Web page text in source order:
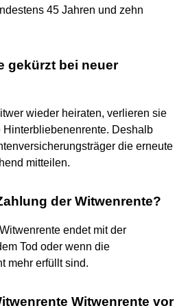
45 Jahren und zehn
gekürzt bei neuer
wieder heiraten, verlieren sie
Hinterbliebenenrente. Deshalb
die erneute
mitteilen.
der Witwenrente?
endet mit der
Tod oder wenn die
mehr erfüllt sind.
Witwenrente vor